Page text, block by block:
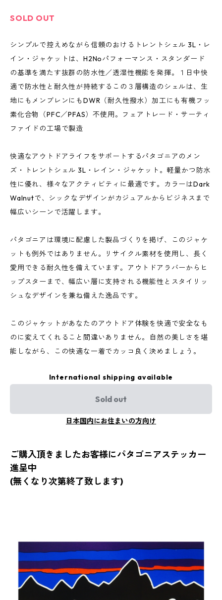
SOLD OUT
シンプルで控えめながら信頼のおけるトレントシェル 3L・レ
イン・ジャケットは、H2Noパフォーマンス・スタンダード
の基準を満たす抜群の防水性／透湿性機能を発揮。１日中快
適で防水性と耐久性が持続するこの３層構造のシェルは、生
地にもメンブレンにもDWR（耐久性撥水）加工にも有機フッ
素化合物（PFC／PFAS）不使用。フェアトレード・サーティ
ファイドの工場で製造
快適なアウトドアライフをサポートするパタゴニアのメン
ズ・トレントシェル 3L・レイン・ジャケット。軽量かつ防水
性に優れ、様々なアクティビティに最適です。カラーはDark
Walnutで、シックなデザインがカジュアルからビジネスまで
幅広いシーンで活躍します。
パタゴニアは環境に配慮した製品づくりを掲げ、このジャケ
ットも例外ではありません。リサイクル素材を使用し、長く
愛用できる耐久性を備えています。アウトドアラバーからヒ
ップスターまで、幅広い層に支持される機能性とスタイリッ
シュなデザインを兼ね備えた逸品です。
このジャケットがあなたのアウトドア体験を快適で安全なも
のに変えてくれること間違いありません。自然の美しさを堪
能しながら、この快適な一着でカッコ良く決めましょう。
International shipping available
Sold out
日本国内にお住まいの方向け
ご購入頂きましたお客様にパタゴニアステッカー
進呈中
(無くなり次第終了致します)